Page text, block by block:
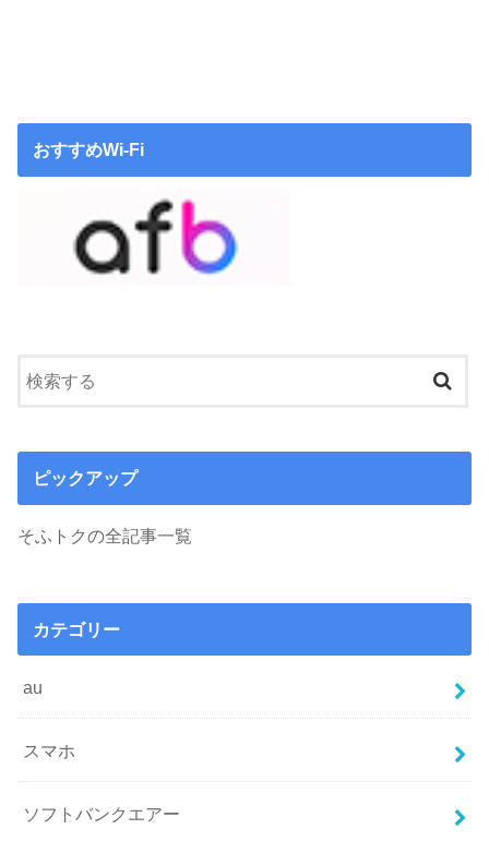
おすすめWi-Fi
ピックアップ
そふトクの全記事一覧
カテゴリー
au
スマホ
ソフトバンクエアー